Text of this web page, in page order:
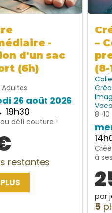
-
d'un sac
(6h)
Adultes
26 août 2026
19h30
défi couture !
restantes
–
(8-
8-10
à
par
5